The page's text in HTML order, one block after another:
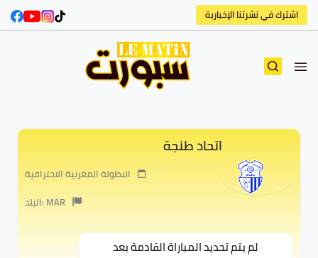
اشترك في نشرتنا الإخبارية
اتحاد طنجة
البطولة المغربية الاحترافية
البلد: MAR
لم يتم تحديد المباراة القادمة بعد